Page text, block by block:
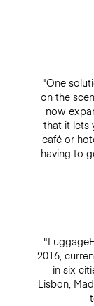
"One
on the
now
that it lets
café or
having to
2016,
in six
Lisbon,